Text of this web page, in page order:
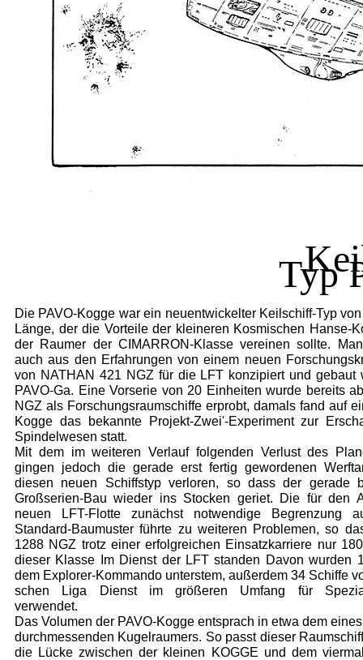
Typ
Die PAVO-Kogge war ein neuentwickelter Keilschiff-Typ
Länge, der die Vorteile der kleineren Kosmischen Hanse-
der Raumer der CIMARRON-Klasse vereinen sollte.
auch aus den Erfahrungen von einem neuen
von NATHAN 421 NGZ für die LFT konzipiert und gebaut
PAVO-Ga. Eine Vorserie von 20 Einheiten wurde bereits
NGZ als Forschungsraumschiffe erprobt, damals fand auf
Kogge das bekannte Projekt-Zwei'-Experiment zur
Spindelwesen statt.
Mit dem im weiteren Verlauf folgenden Verlust des
gingen jedoch die gerade erst fertig gewordenen
diesen neuen Schiffstyp verloren, so dass der gerade
Großserien-Bau wieder ins Stocken geriet. Die für den
neuen LFT-Flotte zunächst notwendige Begrenzung
Standard-Baumuster führte zu weiteren Problemen, so
1288 NGZ trotz einer erfolgreichen Einsatz­karriere nur
dieser Klasse Im Dienst der LFT standen Davon wurden
dem Explorer-Kommando unterstem, außerdem 34 Schiffe
schen Liga Dienst im größeren Umfang für
verwendet.
Das Volumen der PAVO-Kogge entsprach in etwa dem
durchmessenden Kugelraumers. So passt dieser
die Lücke zwischen der kleinen KOGGE und dem